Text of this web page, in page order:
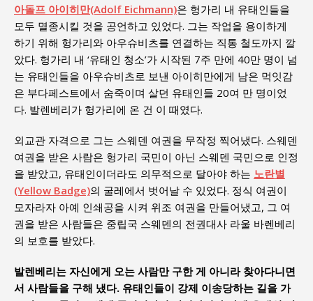
아돌프 아이히만(Adolf Eichmann)은 헝가리 내 유태인들을
모두 멸종시킬 것을 공언하고 있었다. 그는 작업을 용이하게
하기 위해 헝가리와 아우슈비츠를 연결하는 직통 철도까지 깔
았다. 헝가리 내 ‘유태인 청소’가 시작된 7주 만에 40만 명이 넘
는 유태인들을 아우슈비츠로 보낸 아이히만에게 남은 먹잇감
은 부다페스트에서 숨죽이며 살던 유태인들 20여 만 명이었
다. 발렌베리가 헝가리에 온 건 이 때였다.
외교관 자격으로 그는 스웨덴 여권을 무작정 찍어냈다. 스웨덴
여권을 받은 사람은 헝가리 국민이 아닌 스웨덴 국민으로 인정
을 받았고, 유태인이더라도 의무적으로 달아야 하는 노란별
(Yellow Badge)의 굴레에서 벗어날 수 있었다. 정식 여권이
모자라자 아예 인쇄공을 시켜 위조 여권을 만들어냈고, 그 여
권을 받은 사람들은 중립국 스웨덴의 전권대사 라울 바렌베리
의 보호를 받았다.
발렌베리는 자신에게 오는 사람만 구한 게 아니라 찾아다니면
서 사람들을 구해 냈다. 유태인들이 강제 이송당하는 길을 가